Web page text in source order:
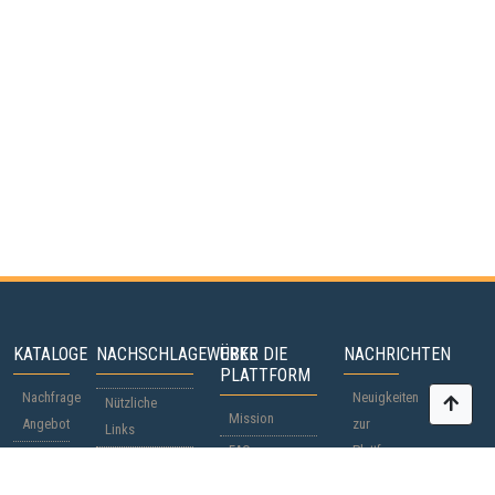
KATALOGE
Nachfrage
Angebot
NACHSCHLAGEWERKE
Nützliche
Links
ÜBER DIE
PLATTFORM
Mission
FAQ
NACHRICHTEN
Neuigkeiten
zur
Plattform